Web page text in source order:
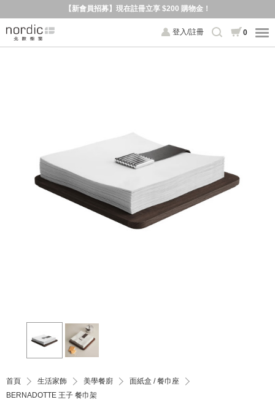
【新會員招募】現在註冊立享 $200 購物金！
登入/註冊 0
首頁 生活家飾 美學餐廚
面紙盒 / 餐巾座
BERNADOTTE 王子 餐巾架